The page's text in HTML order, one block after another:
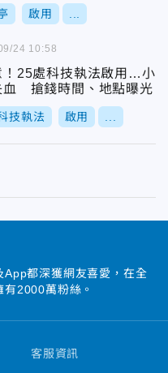
啟用
！25處科技執法啟用…小
血 搶錢時間、地點曝光
技執法 啟用
24 10:58
都深獲網友喜愛，在全
2000萬粉絲。
客服資訊